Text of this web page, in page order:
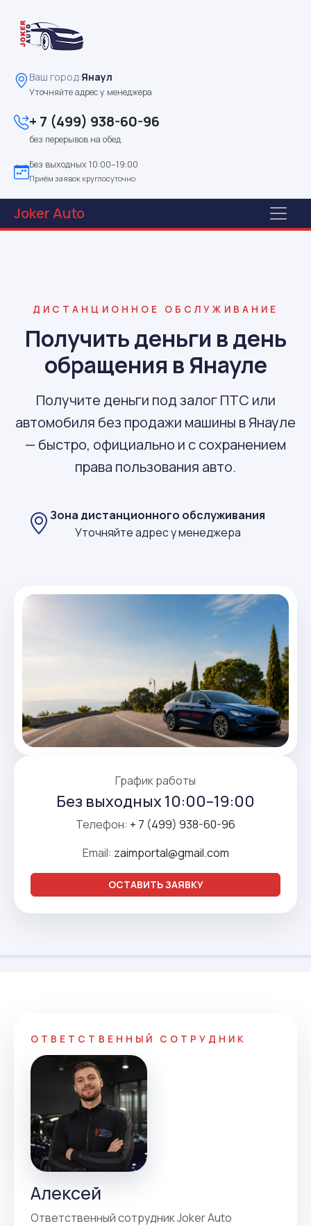
Ваш город:Янаул
Уточняйте адрес у менеджера
+ 7 (499) 938-60-96
без перерывов на обед
Без выходных 10:00–19:00
Приём заявок круглосуточно
JokerAuto
ДИСТАНЦИОННОЕ ОБСЛУЖИВАНИЕ
Получить деньги в день
обращения в Янауле
Получите деньги под залог ПТС или
автомобиля без продажи машины в Янауле
— быстро, официально и с сохранением
права пользования авто.
Зона дистанционного обслуживания
Уточняйте адрес у менеджера
График работы
Без выходных 10:00–19:00
Телефон: + 7 (499) 938-60-96
Email: zaimportal@gmail.com
ОСТАВИТЬ ЗАЯВКУ
ОТВЕТСТВЕННЫЙ СОТРУДНИК
Алексей
Ответственный сотрудник Joker Auto